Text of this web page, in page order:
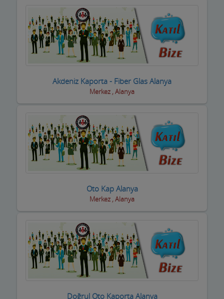
Akdeniz Kaporta - Fiber Glas Alanya
Merkez , Alanya
Oto Kap Alanya
Merkez , Alanya
Doğrul Oto Kaporta Alanya